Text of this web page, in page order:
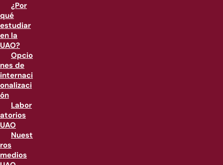
¿Por
qué
estudiar
en la
UAO?
Opcio
nes de
internaci
onalizaci
ón
Labor
atorios
UAO
Nuest
ros
medios